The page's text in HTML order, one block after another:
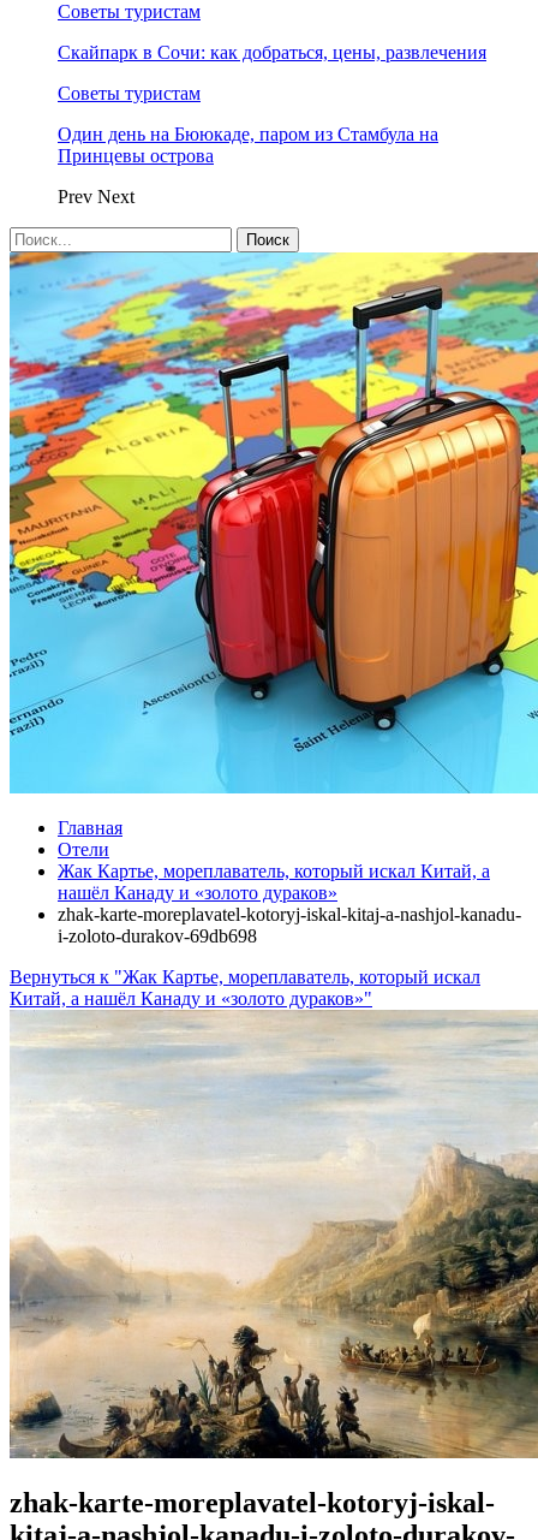
Советы туристам
Скайпарк в Сочи: как добраться, цены, развлечения
Советы туристам
Один день на Бююкаде, паром из Стамбула на
Принцевы острова
Prev Next
Главная
Отели
Жак Картье, мореплаватель, который искал Китай, а
нашёл Канаду и «золото дураков»
zhak-karte-moreplavatel-kotoryj-iskal-kitaj-a-nashjol-kanadu-
i-zoloto-durakov-69db698
Вернуться к "Жак Картье, мореплаватель, который искал
Китай, а нашёл Канаду и «золото дураков»"
zhak-karte-moreplavatel-kotoryj-iskal-